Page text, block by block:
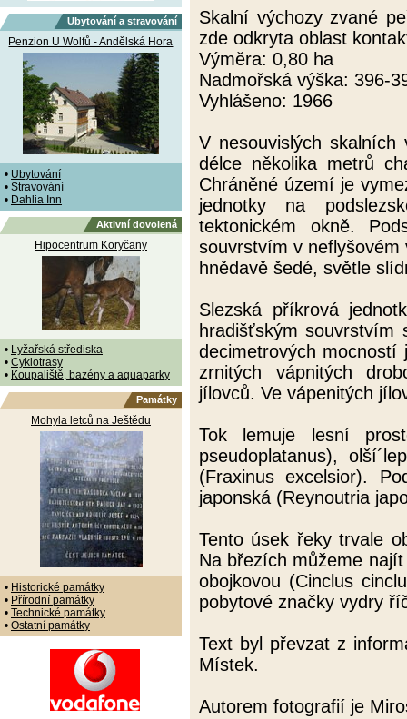
Ubytování a stravování
Penzion U Wolfů - Andělská Hora
• Ubytování
• Stravování
• Dahlia Inn
Aktivní dovolená
Hipocentrum Koryčany
• Lyžařská střediska
• Cyklotrasy
• Koupaliště, bazény a aquaparky
Památky
Mohyla letců na Ještědu
• Historické památky
• Přírodní památky
• Technické památky
• Ostatní památky
Skalní výchozy zvané
zde odkryta oblast
Výměra: 0,80 ha
Nadmořská výška: 396-
Vyhlášeno: 1966
V nesouvislých
délce několika metrů
Chráněné území je
jednotky na
tektonickém okně.
souvrstvím v neflyšovém
hnědavě šedé, světle
Slezská příkrová
hradišťským souvrstvím
decimetrových mocností
zrnitých vápnitých
jílovců. Ve vápenitých
Tok lemuje lesní
pseudoplatanus),
(Fraxinus excelsior).
japonská (Reynoutria
Tento úsek řeky trvale
Na březích můžeme
obojkovou (Cinclus
pobytové značky vydry
Text byl převzat z
Místek.
Autorem fotografií je